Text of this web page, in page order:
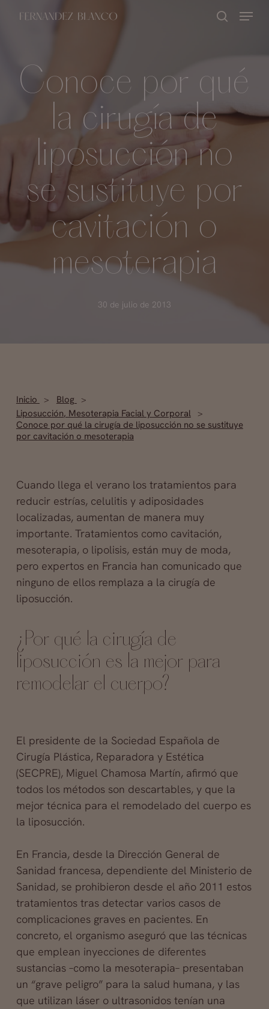
content
Menu
Conoce por qué
la cirugía de
liposucción no
se sustituye por
cavitación o
mesoterapia
30 de julio de 2013
Inicio
Blog
Liposucción, Mesoterapia Facial y Corporal
Conoce por qué la cirugía de liposucción no se sustituye
por cavitación o mesoterapia
Cuando llega el verano los tratamientos para
reducir estrías, celulitis y adiposidades
localizadas, aumentan de manera muy
importante. Tratamientos como cavitación,
mesoterapia, o lipolisis, están muy de moda,
pero expertos en Francia han comunicado que
ninguno de ellos remplaza a la cirugía de
liposucción.
¿Por qué la cirugía de
liposucción es la mejor para
remodelar el cuerpo?
El presidente de la Sociedad Española de
Cirugía Plástica, Reparadora y Estética
(SECPRE), Miguel Chamosa Martín, afirmó que
todos los métodos son descartables, y que la
mejor técnica para el remodelado del cuerpo es
la liposucción.
En Francia, desde la Dirección General de
Sanidad francesa, dependiente del Ministerio de
Sanidad, se prohibieron desde el año 2011 estos
tratamientos tras detectar varios casos de
complicaciones graves en pacientes. En
concreto, el organismo aseguró que las técnicas
que emplean inyecciones de diferentes
sustancias –como la mesoterapia– presentaban
un “grave peligro” para la salud humana, y las
que utilizan láser o ultrasonidos tenían una